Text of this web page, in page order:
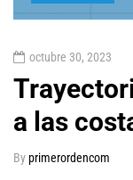
octubre 30, 2023
a las
Byprimerordencom